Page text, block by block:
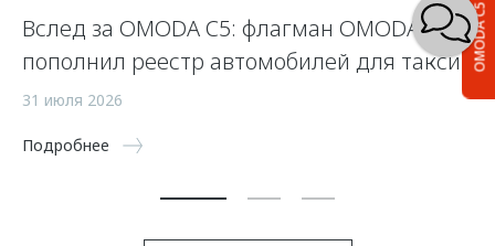
OMODA C5
Вслед за OMODA C5: флагман OMODA C7
пополнил реестр автомобилей для такси
31 июля 2026
Подробнее